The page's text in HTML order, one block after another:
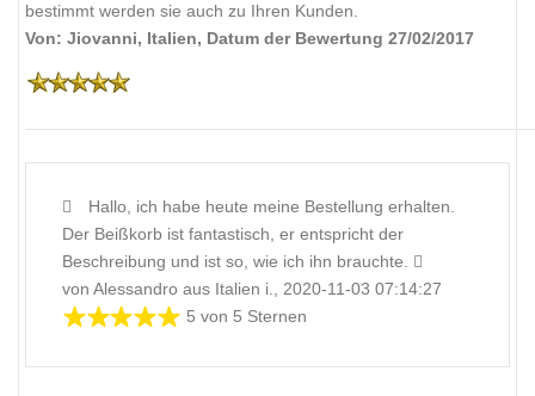
bestimmt werden sie auch zu Ihren Kunden.
Von: Jiovanni, Italien, Datum der Bewertung 27/02/2017
Hallo, ich habe heute meine Bestellung erhalten.
Der Beißkorb ist fantastisch, er entspricht der
Beschreibung und ist so, wie ich ihn brauchte.
von Alessandro aus Italien i., 2020-11-03 07:14:27
5 von 5 Sternen